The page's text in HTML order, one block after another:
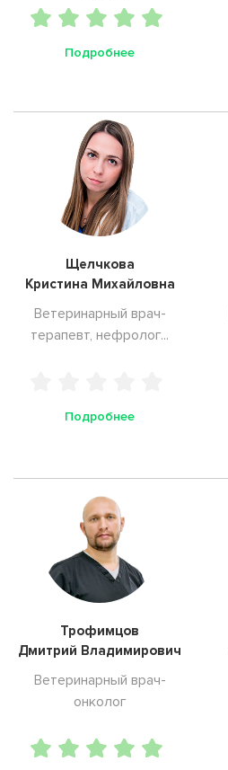
Подробнее
Щелчкова
Кристина Михайловна
Ветеринарный врач-
терапевт, нефролог...
Подробнее
Трофимцов
Дмитрий Владимирович
Ветеринарный врач-
онколог